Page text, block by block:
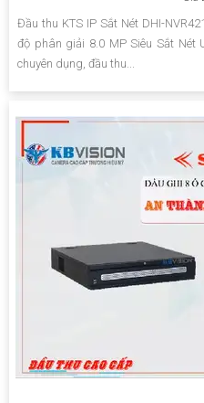
Đầu thu KTS IP Sắt Nét DHI-
độ phân giải 8.0 MP Siêu Sắt
chuyên dụng, đầu thu...